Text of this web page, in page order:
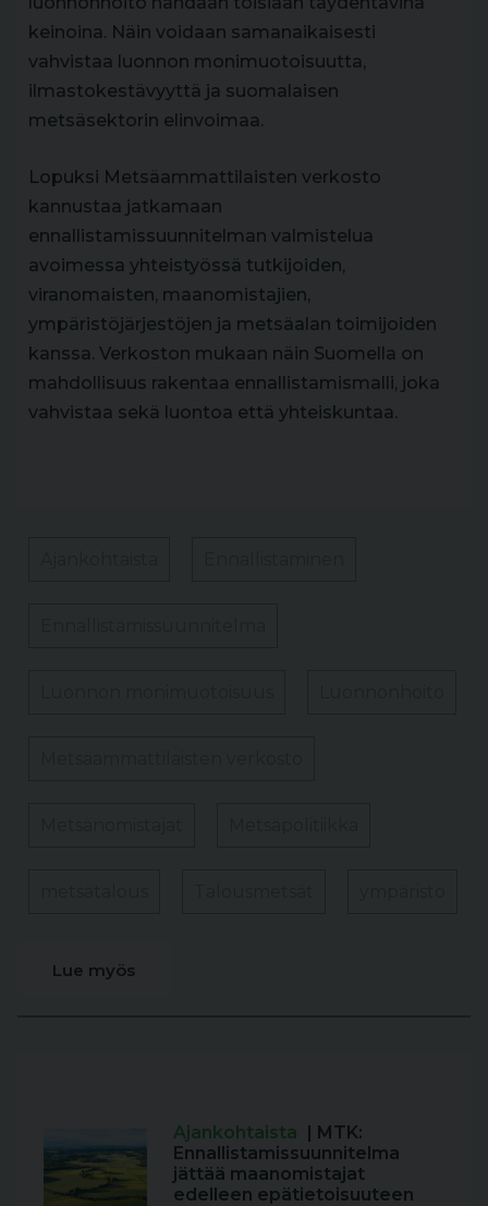
keinoina. Näin voidaan samanaikaisesti
vahvistaa luonnon monimuotoisuutta,
ilmastokestävyyttä ja suomalaisen
metsäsektorin elinvoimaa.
Lopuksi Metsäammattilaisten verkosto
kannustaa jatkamaan
ennallistamissuunnitelman valmistelua
avoimessa yhteistyössä tutkijoiden,
viranomaisten, maanomistajien,
ympäristöjärjestöjen ja metsäalan toimijoiden
kanssa. Verkoston mukaan näin Suomella on
mahdollisuus rakentaa ennallistamismalli, joka
vahvistaa sekä luontoa että yhteiskuntaa.
Lue myös
Ajankohtaista | MTK:
Ennallistamissuunnitelma
jättää maanomistajat
edelleen epätietoisuuteen